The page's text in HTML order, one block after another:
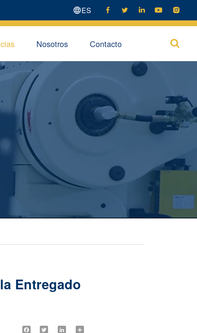
ES     
Nosotros Contacto 
Entregado
Facebook Twitter LinkedIn